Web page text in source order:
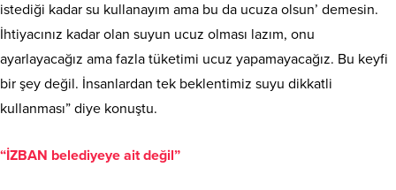
istediği kadar su kullanayım ama bu da ucuza olsun’ demesin.
İhtiyacınız kadar olan suyun ucuz olması lazım, onu
ayarlayacağız ama fazla tüketimi ucuz yapamayacağız. Bu keyfi
bir şey değil. İnsanlardan tek beklentimiz suyu dikkatli
kullanması” diye konuştu.
“İZBAN belediyeye ait değil”